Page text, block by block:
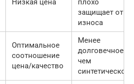
Низкая цена
плохо
защищает от
износа
Оптимальное
соотношение
цена/качество
Менее
долговечное,
чем
синтетическое